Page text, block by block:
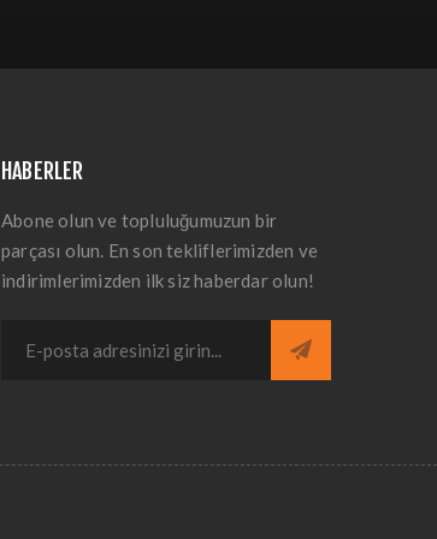
HABERLER
Abone olun ve topluluğumuzun bir
parçası olun. En son tekliflerimizden ve
indirimlerimizden ilk siz haberdar olun!